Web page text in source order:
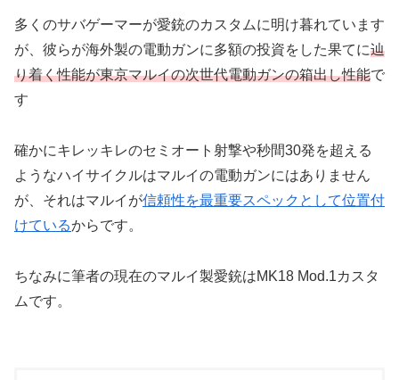
多くのサバゲーマーが愛銃のカスタムに明け暮れています
が、彼らが海外製の電動ガンに多額の投資をした果てに辿
り着く性能が東京マルイの次世代電動ガンの箱出し性能で
す
確かにキレッキレのセミオート射撃や秒間30発を超える
ようなハイサイクルはマルイの電動ガンにはありません
が、それはマルイが信頼性を最重要スペックとして位置付
けているからです。
ちなみに筆者の現在のマルイ製愛銃はMK18 Mod.1カスタ
ムです。